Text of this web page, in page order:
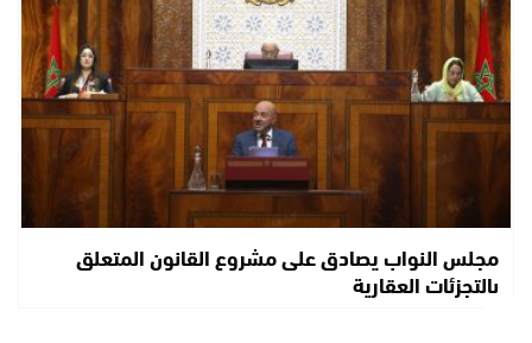
مجلس النواب يصادق على مشروع القانون المتعلق
بالتجزئات العقارية